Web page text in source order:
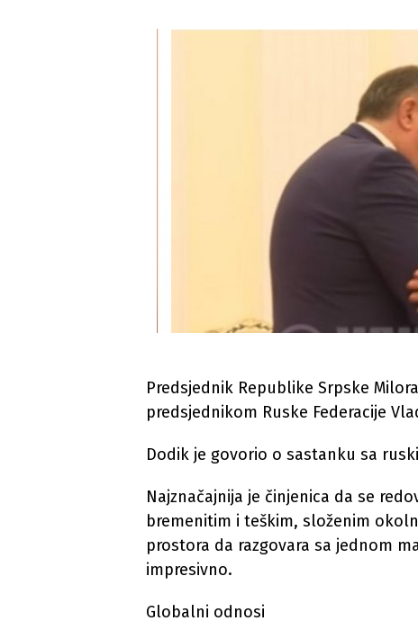
Predsjednik Republike Srpske
predsjednikom Ruske Federacije
Dodik je govorio o sastanku sa
Najznačajnija je činjenica da se
bremenitim i teškim, složenim
prostora da razgovara sa jednom
impresivno.
Globalni odnosi